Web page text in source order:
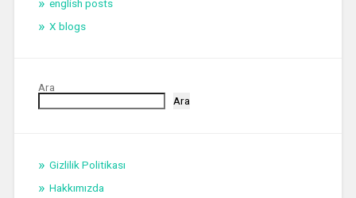
english posts
X blogs
Ara
Ara
Gizlilik Politikası
Hakkımızda